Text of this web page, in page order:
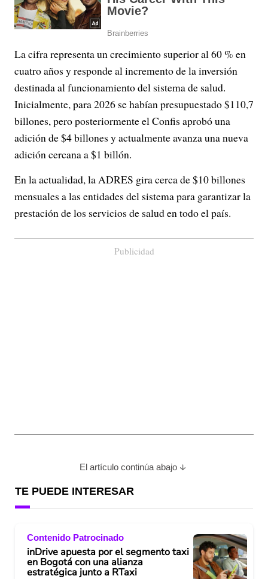
La cifra representa un crecimiento superior al 60 % en
cuatro años y responde al incremento de la inversión
destinada al funcionamiento del sistema de salud.
Inicialmente, para 2026 se habían presupuestado $110,7
billones, pero posteriormente el Confis aprobó una
adición de $4 billones y actualmente avanza una nueva
adición cercana a $1 billón.
En la actualidad, la ADRES gira cerca de $10 billones
mensuales a las entidades del sistema para garantizar la
prestación de los servicios de salud en todo el país.
Publicidad
El artículo continúa abajo
TE PUEDE INTERESAR
Contenido Patrocinado
inDrive apuesta por el segmento taxi
en Bogotá con una alianza
estratégica junto a RTaxi